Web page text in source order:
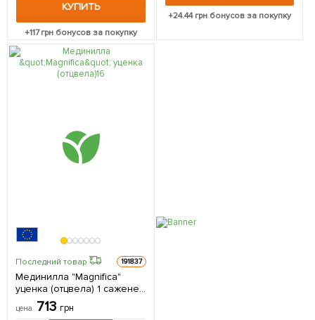
КУПИТЬ
+117грн бонусов за покупку
+24.44грн бонусов за покупку
Последний товар 191837
Мединилла "Magnifica"
уценка (отцвела) 1 саженец
в упаковке (комнатный)
Нидерланды
цена 713 грн